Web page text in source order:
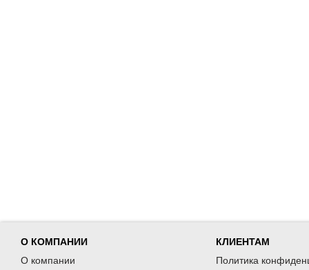
О КОМПАНИИ
О компании
КЛИЕНТАМ
Политика